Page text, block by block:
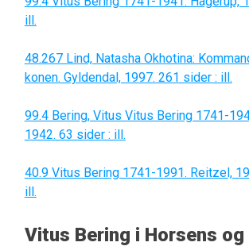
ill.
48.267 Lind, Natasha Okhotina:
konen. Gyldendal, 1997. 261 sider : ill.
99.4 Bering, Vitus Vitus Bering 1741-
1942. 63 sider : ill.
40.9 Vitus Bering 1741-1991. Reitzel,
ill.
Vitus Bering i Horsens og